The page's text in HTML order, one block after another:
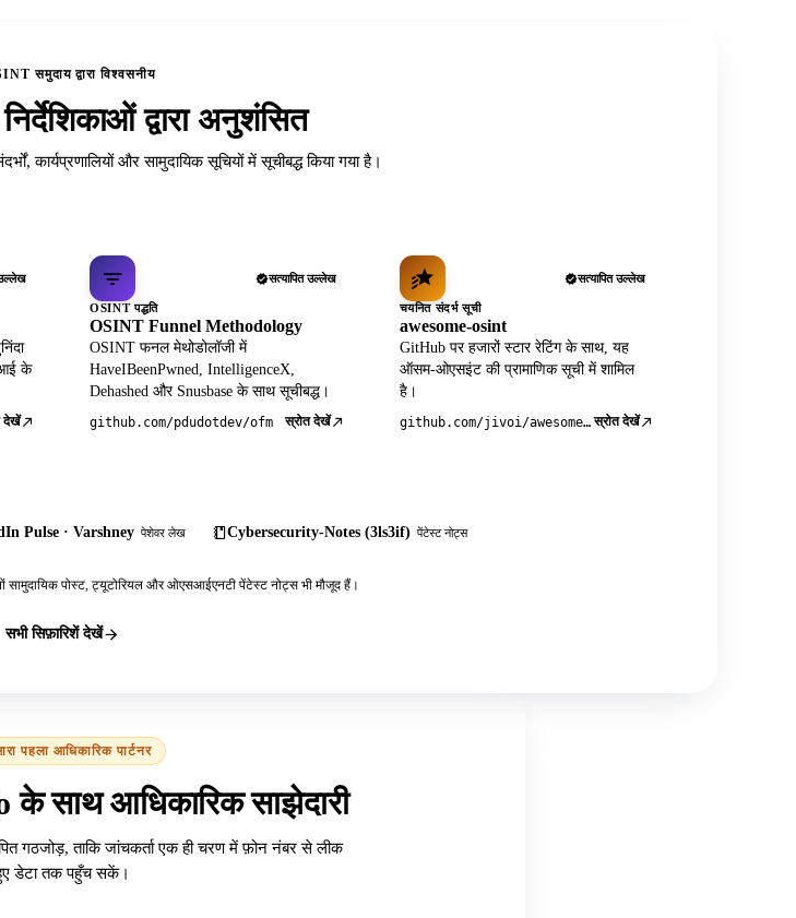
समुदाय द्वारा विश्वसनीय
द्वारा अनुशंसित
कार्यप्रणालियों और सामुदायिक सूचियों में सूचीबद्ध किया गया है।
उल्लेख
के
देखें
सत्यापित उल्लेख
OSINT पद्धति
OSINT Funnel Methodology
OSINT फनल मेथोडोलॉजी में
HaveIBeenPwned, IntelligenceX,
Dehashed और Snusbase के साथ सूचीबद्ध।
github.com/pdudotdev/ofm स्रोत देखें
सत्यापित उल्लेख
चयनित संदर्भ सूची
awesome-osint
GitHub पर हजारों स्टार रेटिंग के साथ, यह
ऑसम-ओएसइंट की प्रामाणिक सूची में शामिल
है।
github.com/jivoi/awesome-osint स्रोत देखें
Pulse · Varshney पेशेवर लेख Cybersecurity-Notes (3ls3if) पेंटेस्ट नोट्स
सामुदायिक पोस्ट, ट्यूटोरियल और ओएसआईएनटी पेंटेस्ट नोट्स भी मौजूद हैं।
सभी सिफ़ारिशें देखें
पहला आधिकारिक पार्टनर
साथ आधिकारिक साझेदारी
गठजोड़, ताकि जांचकर्ता एक ही चरण में फ़ोन नंबर से लीक
डेटा तक पहुँच सकें।